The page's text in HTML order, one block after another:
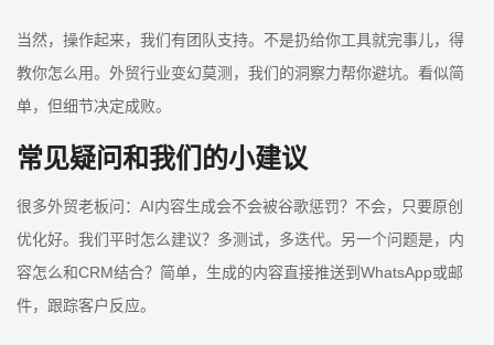
当然，操作起来，我们有团队支持。不是扔给你工具就完事儿，得
教你怎么用。外贸行业变幻莫测，我们的洞察力帮你避坑。看似简
单，但细节决定成败。
常见疑问和我们的小建议
很多外贸老板问：AI内容生成会不会被谷歌惩罚？不会，只要原创
优化好。我们平时怎么建议？多测试，多迭代。另一个问题是，内
容怎么和CRM结合？简单，生成的内容直接推送到WhatsApp或邮
件，跟踪客户反应。